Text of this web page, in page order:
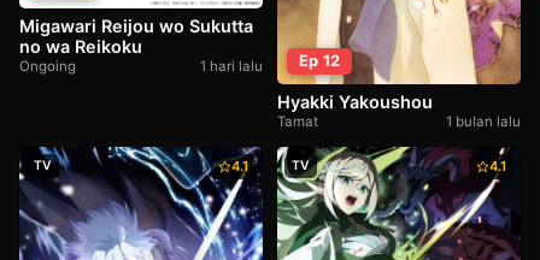
Migawari Reijou wo Sukutta
no wa Reikoku
Ongoing 1 hari lalu Ep 12
Hyakki Yakoushou
Tamat 1 bulan lalu
TV 4.1 TV 4.1